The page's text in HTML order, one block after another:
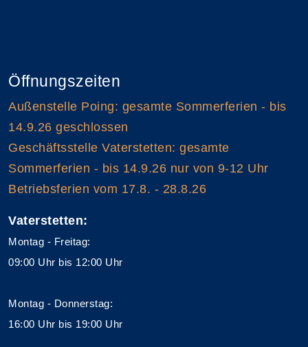
Öffnungszeiten
Außenstelle Poing: gesamte Sommerferien - bis
14.9.26 geschlossen
Geschäftsstelle Vaterstetten: gesamte
Sommerferien - bis 14.9.26 nur von 9-12 Uhr
Betriebsferien vom 17.8. - 28.8.26
Vaterstetten:
Montag - Freitag:
09:00 Uhr bis 12:00 Uhr
Montag - Donnerstag:
16:00 Uhr bis 19:00 Uhr